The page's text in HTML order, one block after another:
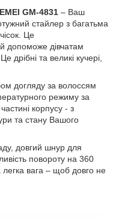
GM-4831 – Ваш
стайлер з багатьма
Це
допоможе дівчатам
дрібні та великі кучері,
догляду за волоссям
режиму за
корпусу - з
та стану Вашого
довгий шнур для
повороту на 360
легка вага – щоб довго не